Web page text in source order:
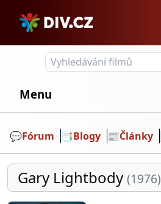
Menu
💬️Fórum 📑Blogy 📰Články
Gary Lightbody (1976)